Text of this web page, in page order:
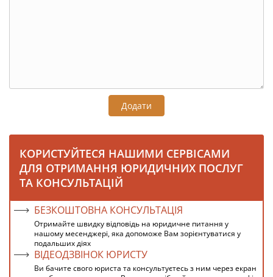
Додати
КОРИСТУЙТЕСЯ НАШИМИ СЕРВІСАМИ
ДЛЯ ОТРИМАННЯ ЮРИДИЧНИХ ПОСЛУГ
ТА КОНСУЛЬТАЦІЙ
БЕЗКОШТОВНА КОНСУЛЬТАЦІЯ
Отримайте швидку відповідь на юридичне питання у
нашому месенджері, яка допоможе Вам зорієнтуватися у
подальших діях
ВІДЕОДЗВІНОК ЮРИСТУ
Ви бачите свого юриста та консультуєтесь з ним через екран